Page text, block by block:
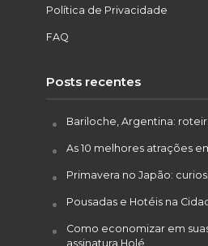
Política de Privacidade
FAQ
Posts recentes
Bariloche, Argentina:
As 10 melhores atrações
Primavera no Japão:
Pousadas e Hotéis na
Como economizar em
assinatura Holé